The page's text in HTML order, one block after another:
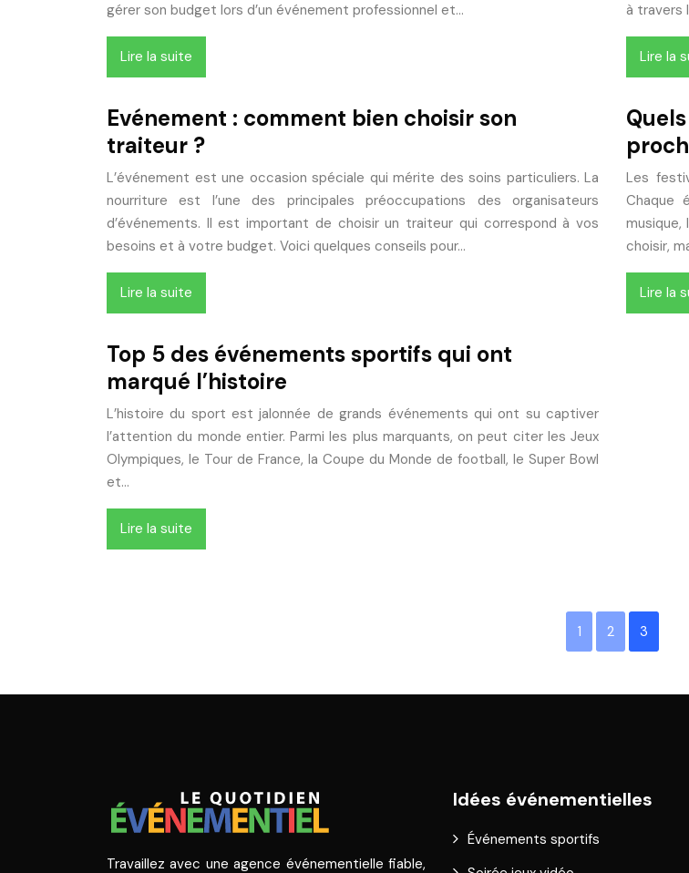
gérer son budget lors d’un événement professionnel et…
Lire la suite
à travers
Lire la
Evénement : comment bien choisir son
traiteur ?
L’événement est une occasion spéciale qui mérite des soins particuliers. La
nourriture est l’une des principales préoccupations des organisateurs
d’événements. Il est important de choisir un traiteur qui correspond à vos
besoins et à votre budget. Voici quelques conseils pour…
Lire la suite
Les
Chaque
musique,
choisir,
Lire la
Top 5 des événements sportifs qui ont
marqué l’histoire
L’histoire du sport est jalonnée de grands événements qui ont su captiver
l’attention du monde entier. Parmi les plus marquants, on peut citer les Jeux
Olympiques, le Tour de France, la Coupe du Monde de football, le Super Bowl
et…
Lire la suite
1 2 3
Travaillez avec une agence événementielle fiable,
Idées événementielles
Événements sportifs